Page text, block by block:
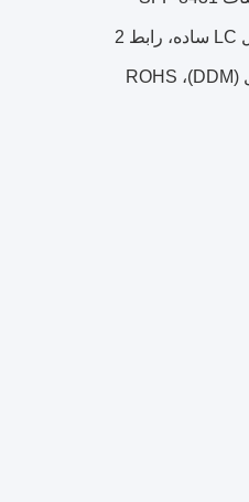
برای افزایش 8.5 و 10 Gigabit SFP ماژول "SFP +"، فرستنده DFB 1270 / 1330nm، آشکارساز پین عکس، اتصال LC ساده، رابط 2